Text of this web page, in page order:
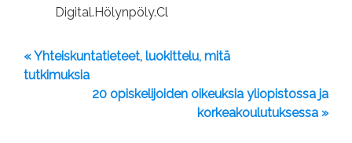
Digital.Hölynpöly.Cl
« Yhteiskuntatieteet, luokittelu, mitä
tutkimuksia
20 opiskelijoiden oikeuksia yliopistossa ja
korkeakoulutuksessa »